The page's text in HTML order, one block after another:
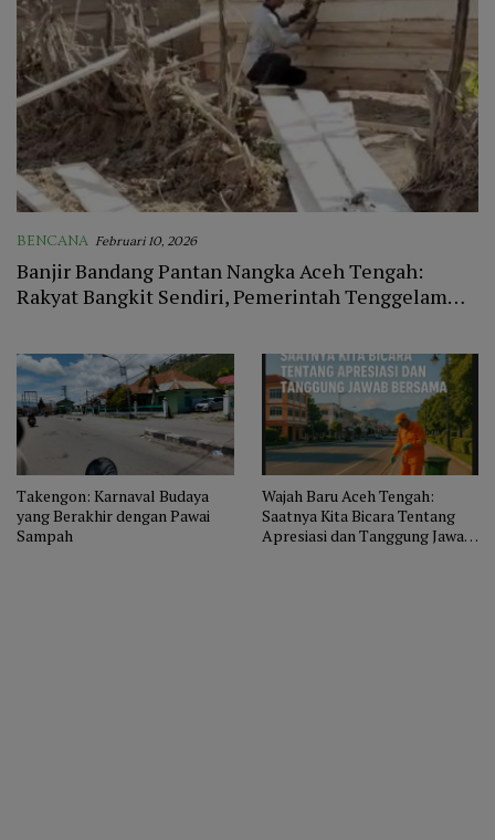
BENCANA Februari 10, 2026
Banjir Bandang Pantan Nangka Aceh Tengah:
Rakyat Bangkit Sendiri, Pemerintah Tenggelam
Takengon: Karnaval Budaya
yang Berakhir dengan Pawai
Sampah
Wajah Baru Aceh Tengah:
Saatnya Kita Bicara Tentang
Apresiasi dan Tanggung Jawab